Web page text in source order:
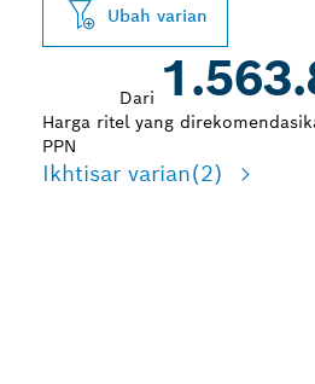
Ubah varian
Dari
Harga ritel yang
PPN
Ikhtisar varian(2)